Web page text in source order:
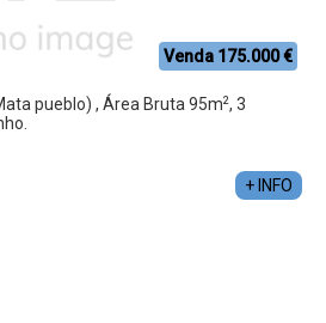
Venda 175.000 €
pueblo) , Área Bruta 95m2, 3
+ INFO